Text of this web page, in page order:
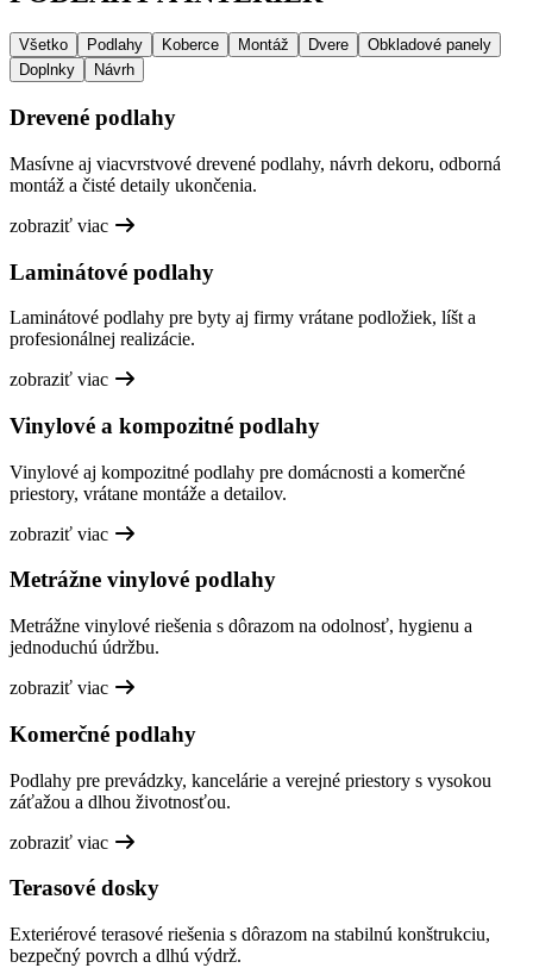
Všetko Podlahy Koberce Montáž Dvere
Obkladové panely
Doplnky
Návrh
Drevené podlahy
Masívne aj viacvrstvové drevené podlahy, návrh dekoru, odborná
montáž a čisté detaily ukončenia.
zobraziť viac
Laminátové podlahy
Laminátové podlahy pre byty aj firmy vrátane podložiek, líšt a
profesionálnej realizácie.
zobraziť viac
Vinylové a kompozitné podlahy
Vinylové aj kompozitné podlahy pre domácnosti a komerčné
priestory, vrátane montáže a detailov.
zobraziť viac
Metrážne vinylové podlahy
Metrážne vinylové riešenia s dôrazom na odolnosť, hygienu a
jednoduchú údržbu.
zobraziť viac
Komerčné podlahy
Podlahy pre prevádzky, kancelárie a verejné priestory s vysokou
záťažou a dlhou životnosťou.
zobraziť viac
Terasové dosky
Exteriérové terasové riešenia s dôrazom na stabilnú konštrukciu,
bezpečný povrch a dlhú výdrž.